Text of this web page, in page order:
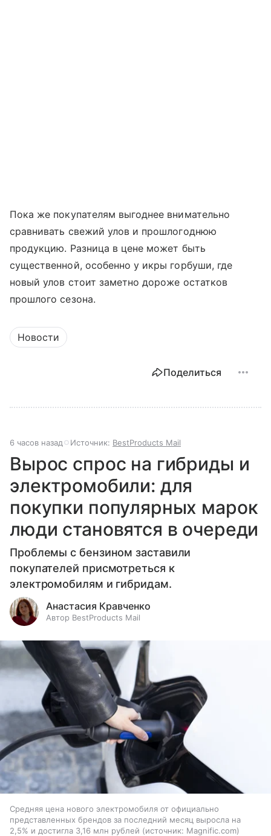
Пока же покупателям выгоднее внимательно
сравнивать свежий улов и прошлогоднюю
продукцию. Разница в цене может быть
существенной, особенно у икры горбуши, где
новый улов стоит заметно дороже остатков
прошлого сезона.
Новости
Поделиться
6 часов назад Источник: BestProducts Mail
Вырос спрос на гибриды и
электромобили: для
покупки популярных марок
люди становятся в очереди
Проблемы с бензином заставили
покупателей присмотреться к
электромобилям и гибридам.
Анастасия Кравченко
Автор BestProducts Mail
Средняя цена нового электромобиля от официально
представленных брендов за последний месяц выросла на
2,5% и достигла 3,16 млн рублей
источник: Magnific.com